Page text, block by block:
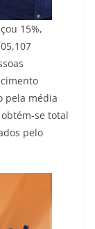
15%,
pela média
se total
pelo